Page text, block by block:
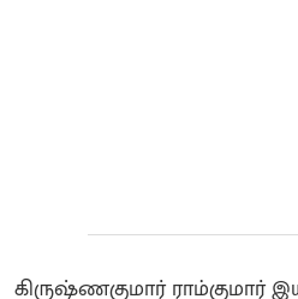
கிருஷ்ணகுமார் ராம்குமார்